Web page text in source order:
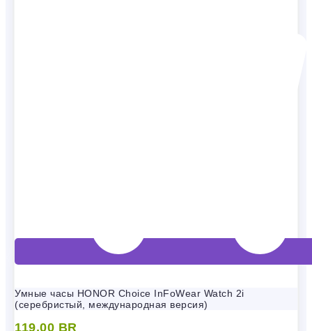
Умные часы HONOR Choice InFoWear Watch 2i
(серебристый, международная версия)
119,00 BR